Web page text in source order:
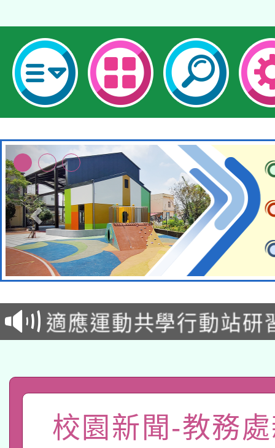
本校115學年度第2次
招甄選結果公告(無人
適應運動共學行動站研
本館辦理115年度閱讀
暨閱讀推動專業研習
科技賦能─人工智慧
礎課程
「數位內容與教學軟
校園新聞-教務